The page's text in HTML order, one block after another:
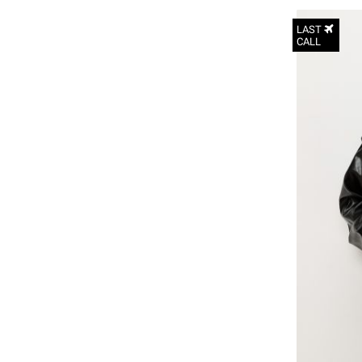
LAST
CALL